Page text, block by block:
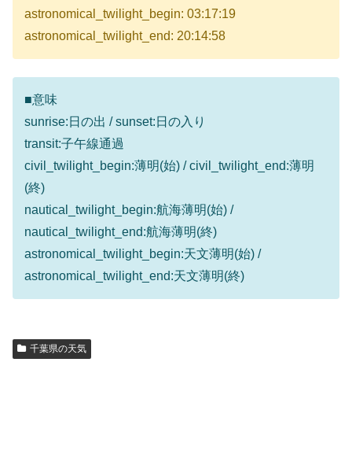
astronomical_twilight_begin: 03:17:19
astronomical_twilight_end: 20:14:58
■意味
sunrise:日の出 / sunset:日の入り
transit:子午線通過
civil_twilight_begin:薄明(始) / civil_twilight_end:薄明
(終)
nautical_twilight_begin:航海薄明(始) /
nautical_twilight_end:航海薄明(終)
astronomical_twilight_begin:天文薄明(始) /
astronomical_twilight_end:天文薄明(終)
千葉県の天気